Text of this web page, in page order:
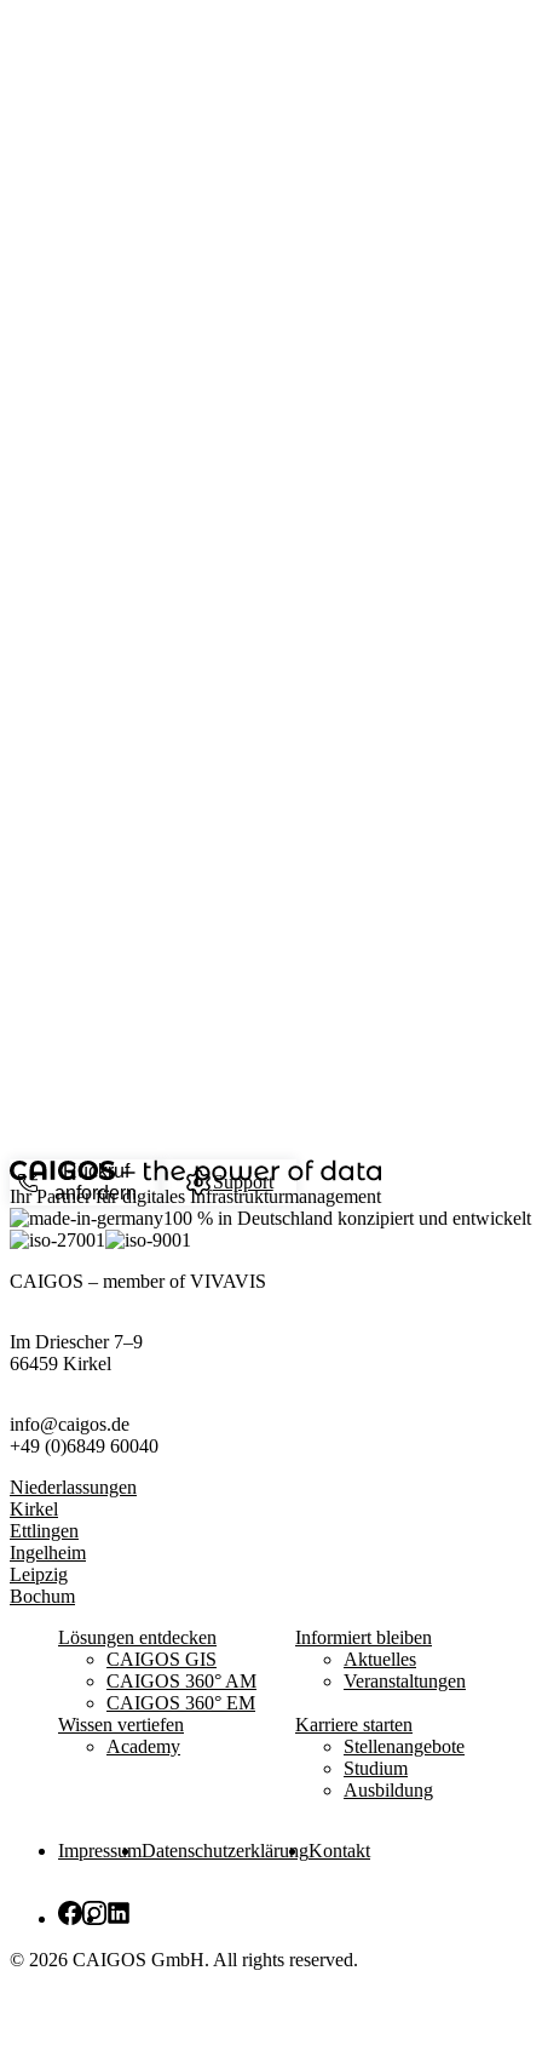
Rückruf
anfordern
Support
Ihr Partner für digitales Infrastrukturmanagement
100 % in Deutschland konzipiert und entwickelt
CAIGOS – member of VIVAVIS
Im Driescher 7–9
66459 Kirkel
info@caigos.de
+49 (0)6849 60040
Niederlassungen
Kirkel
Ettlingen
Ingelheim
Leipzig
Bochum
Lösungen entdecken
CAIGOS GIS
CAIGOS 360° AM
CAIGOS 360° EM
Informiert bleiben
Aktuelles
Veranstaltungen
Wissen vertiefen
Academy
Karriere starten
Stellenangebote
Studium
Ausbildung
ImpressumDatenschutzerklärungKontakt
© 2026 CAIGOS GmbH. All rights reserved.